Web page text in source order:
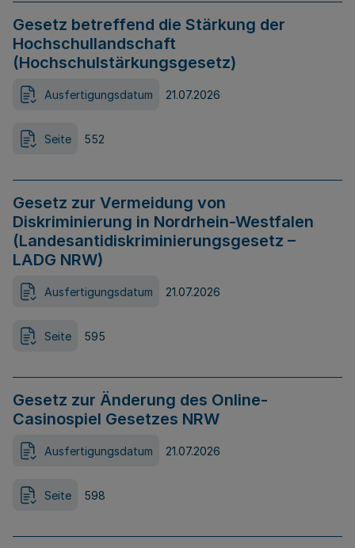
Gesetz betreffend die Stärkung der
Hochschullandschaft
(Hochschulstärkungsgesetz)
Ausfertigungsdatum 21.07.2026
Seite 552
Gesetz zur Vermeidung von
Diskriminierung in Nordrhein-Westfalen
(Landesantidiskriminierungsgesetz –
LADG NRW)
Ausfertigungsdatum 21.07.2026
Seite 595
Gesetz zur Änderung des Online-
Casinospiel Gesetzes NRW
Ausfertigungsdatum 21.07.2026
Seite 598